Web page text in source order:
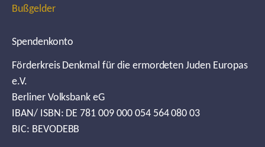
Bußgelder
Spendenkonto
Förderkreis Denkmal für die ermordeten Juden Europas
e.V.
Berliner Volksbank eG
IBAN/ ISBN: DE 781 009 000 054 564 080 03
BIC: BEVODEBB